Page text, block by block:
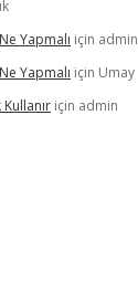
Yapmalı için admin
Yapmalı için Umay
için admin